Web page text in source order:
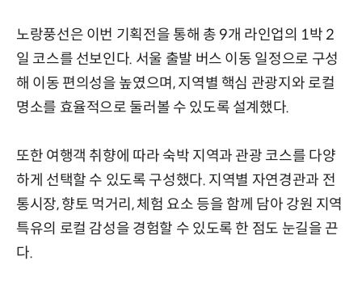
노랑풍선은 이번 기획전을 통해 총 9개 라인업의 1박 2
일 코스를 선보인다. 서울 출발 버스 이동 일정으로 구성
해 이동 편의성을 높였으며, 지역별 핵심 관광지와 로컬
명소를 효율적으로 둘러볼 수 있도록 설계했다.
또한 여행객 취향에 따라 숙박 지역과 관광 코스를 다양
하게 선택할 수 있도록 구성했다. 지역별 자연경관과 전
통시장, 향토 먹거리, 체험 요소 등을 함께 담아 강원 지역
특유의 로컬 감성을 경험할 수 있도록 한 점도 눈길을 끈
다.